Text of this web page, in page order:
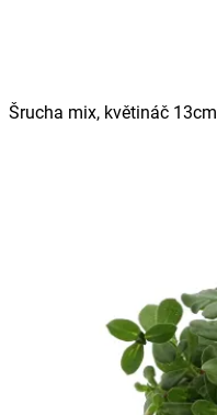
Šrucha mix, květináč 13cm